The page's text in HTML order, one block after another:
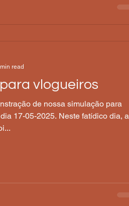
vlogueiros
de nossa simulação para
17-05-2025. Neste fatídico dia, a
read